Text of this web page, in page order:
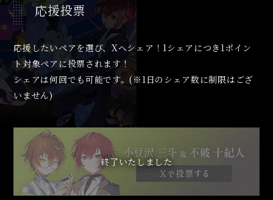
応援投票
応援したいペアを選び、Xへシェア！1シェアにつき1ポイン
ト対象ペアに投票されます！
シェアは何回でも可能です。(※1日のシェア数に制限はござ
いません)